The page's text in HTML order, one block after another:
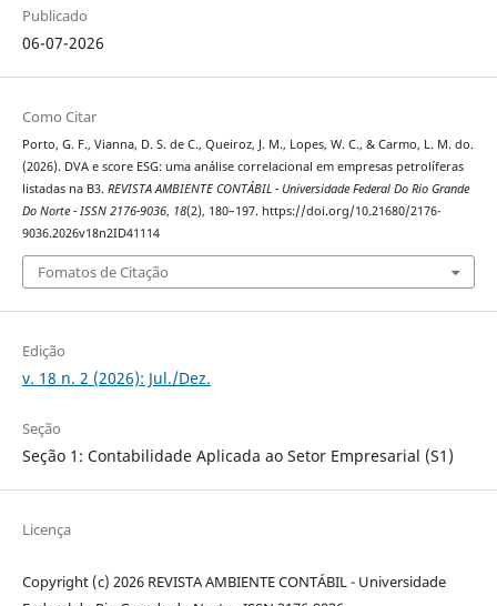
Publicado
06-07-2026
Como Citar
Porto, G. F., Vianna, D. S. de C., Queiroz, J. M., Lopes, W. C., & Carmo, L. M. do.
(2026). DVA e score ESG: uma análise correlacional em empresas petrolíferas
listadas na B3. REVISTA AMBIENTE CONTÁBIL - Universidade Federal Do Rio Grande
Do Norte - ISSN 2176-9036, 18(2), 180–197. https://doi.org/10.21680/2176-
9036.2026v18n2ID41114
Fomatos de Citação
Edição
v. 18 n. 2 (2026): Jul./Dez.
Seção
Seção 1: Contabilidade Aplicada ao Setor Empresarial (S1)
Licença
Copyright (c) 2026 REVISTA AMBIENTE CONTÁBIL - Universidade